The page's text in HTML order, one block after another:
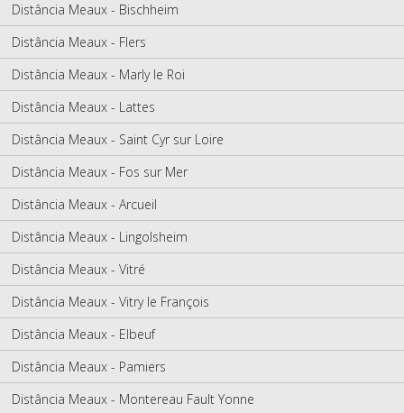
Distância Meaux - Bischheim
Distância Meaux - Flers
Distância Meaux - Marly le Roi
Distância Meaux - Lattes
Distância Meaux - Saint Cyr sur Loire
Distância Meaux - Fos sur Mer
Distância Meaux - Arcueil
Distância Meaux - Lingolsheim
Distância Meaux - Vitré
Distância Meaux - Vitry le François
Distância Meaux - Elbeuf
Distância Meaux - Pamiers
Distância Meaux - Montereau Fault Yonne